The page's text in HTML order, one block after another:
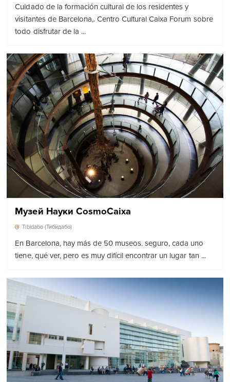
Cuidado de la formación cultural de los residentes y
visitantes de Barcelona,. Centro Cultural Caixa Forum sobre
todo disfrutar de la ...
Музей Науки CosmoCaixa
Tibidabo (Тибидабо)
En Barcelona, ​​hay más de 50 museos. seguro, cada uno
tiene, qué ver, pero es muy difícil encontrar un lugar tan ...